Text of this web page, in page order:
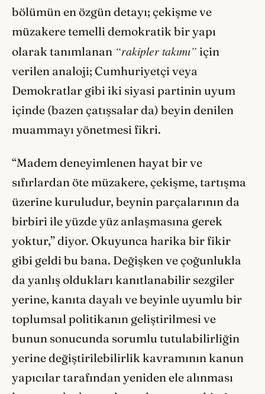
bölümün en özgün detayı; çekişme ve
müzakere temelli demokratik bir yapı
olarak tanımlanan “rakipler takımı” için
verilen analoji; Cumhuriyetçi veya
Demokratlar gibi iki siyasi partinin uyum
içinde (bazen çatışsalar da) beyin denilen
muammayı yönetmesi fikri.
“Madem deneyimlenen hayat bir ve
sıfırlardan öte müzakere, çekişme, tartışma
üzerine kuruludur, beynin parçalarının da
birbiri ile yüzde yüz anlaşmasına gerek
yoktur,” diyor. Okuyunca harika bir fikir
gibi geldi bu bana. Değişken ve çoğunlukla
da yanlış oldukları kanıtlanabilir sezgiler
yerine, kanıta dayalı ve beyinle uyumlu bir
toplumsal politikanın geliştirilmesi ve
bunun sonucunda sorumlu tutulabilirliğin
yerine değiştirilebilirlik kavramının kanun
yapıcılar tarafından yeniden ele alınması